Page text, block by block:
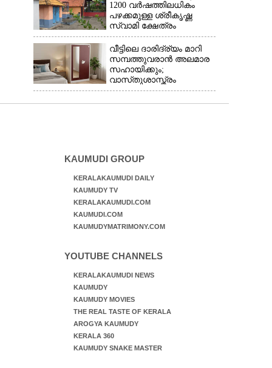
1200 വർഷത്തിലധികം
പഴക്കമുള്ള ശ്രീകൃഷ്ണ
സ്വാമി ക്ഷേത്രം
വീട്ടിലെ ദാരിദ്ര്യം മാറി
സമ്പത്തുവരാൻ അലമാര
സഹായിക്കും;
വാസ്‌തുശാസ്ത്രം
പറയുന്നത് അനുസരിക്കാം
KAUMUDI GROUP
KERALAKAUMUDI DAILY
KAUMUDY TV
KERALAKAUMUDI.COM
KAUMUDI.COM
KAUMUDYMATRIMONY.COM
YOUTUBE CHANNELS
KERALAKAUMUDI NEWS
KAUMUDY
KAUMUDY MOVIES
THE REAL TASTE OF KERALA
AROGYA KAUMUDY
KERALA 360
KAUMUDY SNAKE MASTER